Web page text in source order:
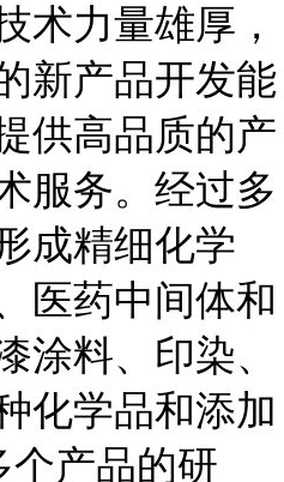
术力量雄厚，
新产品开发能
供高品质的产
服务。经过多
成精细化学
医药中间体和
涂料、印染、
化学品和添加
个产品的研